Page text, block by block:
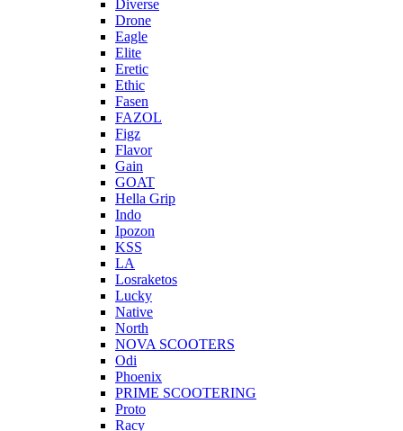
Diverse
Drone
Eagle
Elite
Eretic
Ethic
Fasen
FAZOL
Figz
Flavor
Gain
GOAT
Hella Grip
Indo
Ipozon
KSS
LA
Losraketos
Lucky
Native
North
NOVA SCOOTERS
Odi
Phoenix
PRIME SCOOTERING
Proto
Racy